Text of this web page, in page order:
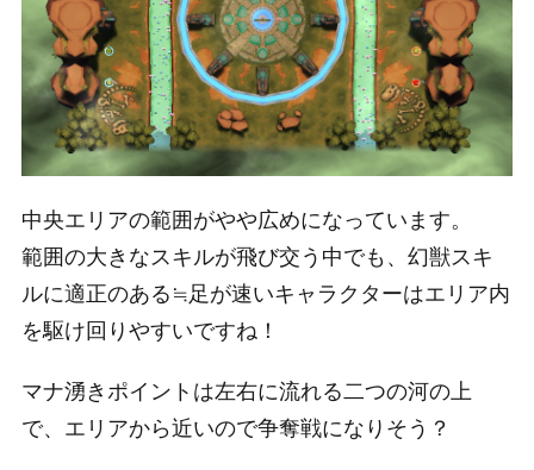
中央エリアの範囲がやや広めになっています。
範囲の大きなスキルが飛び交う中でも、幻獣スキ
ルに適正のある≒足が速いキャラクターはエリア内
を駆け回りやすいですね！
マナ湧きポイントは左右に流れる二つの河の上
で、エリアから近いので争奪戦になりそう？